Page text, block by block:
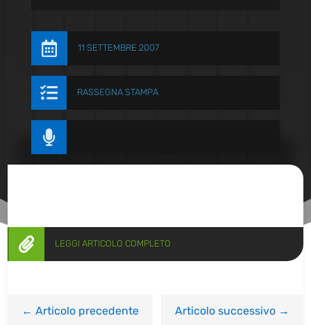
 11 SETTEMBRE 2007
 RASSEGNA STAMPA

 LEGGI ARTICOLO COMPLETO
←Articolo precedente Articolo successivo→